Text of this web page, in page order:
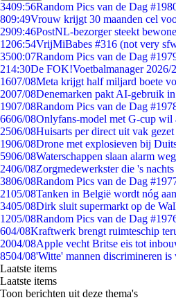
3409:56Random Pics van de Dag
809:49Vrouw krijgt 30 maanden cel
2909:46PostNL-bezorger steekt
1206:54VrijMiBabes #316 (not very
3500:07Random Pics van de Dag
214:30De FOK!Voetbalmanager 2026/
1607/08Meta krijgt half miljard boete
2007/08Denemarken pakt AI-gebruik
1907/08Random Pics van de Dag
6606/08Onlyfans-model met G-cup wil
2506/08Huisarts per direct uit vak
1906/08Drone met explosieven bij
5906/08Waterschappen slaan alarm
2406/08Zorgmedewerkster die 's
3806/08Random Pics van de Dag
2105/08Tanken in België wordt nóg
3405/08Dirk sluit supermarkt op de
1205/08Random Pics van de Dag
604/08Kraftwerk brengt ruimteschip
2004/08Apple vecht Britse eis tot
8504/08'Witte' mannen discrimineren
Laatste items
Laatste items
Toon berichten uit deze thema's